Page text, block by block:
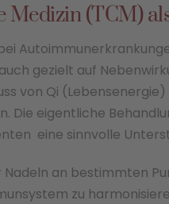
Medizin (TCM)
gezielt auf
von Qi
Die eigentliche
eine sinnvolle
an bestimmten
zu